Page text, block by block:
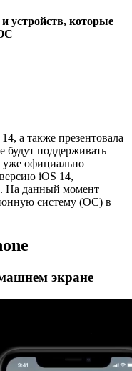
устройств, которые
а также презентовала
будут поддерживать
официально
iOS 14,
На данный момент
систему (ОС) в
экране